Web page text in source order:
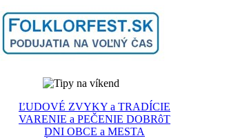
ĽUDOVÉ ZVYKY a TRADÍCIE
VARENIE a PEČENIE DOBRôT
DNI OBCE a MESTA